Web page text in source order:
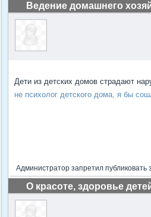
Ведение домашнего
Дети из детских домов страдают
не психолог детского дома, я бы
Администратор запретил публиковать
О красоте, здоровье